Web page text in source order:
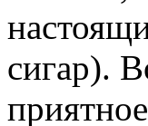
сигар).